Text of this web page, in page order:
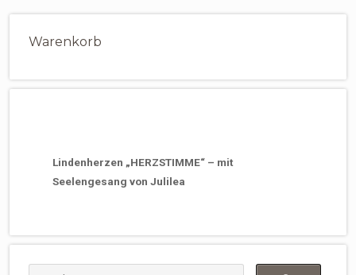
Warenkorb
Lindenherzen „HERZSTIMME“ – mit
Seelengesang von Julilea